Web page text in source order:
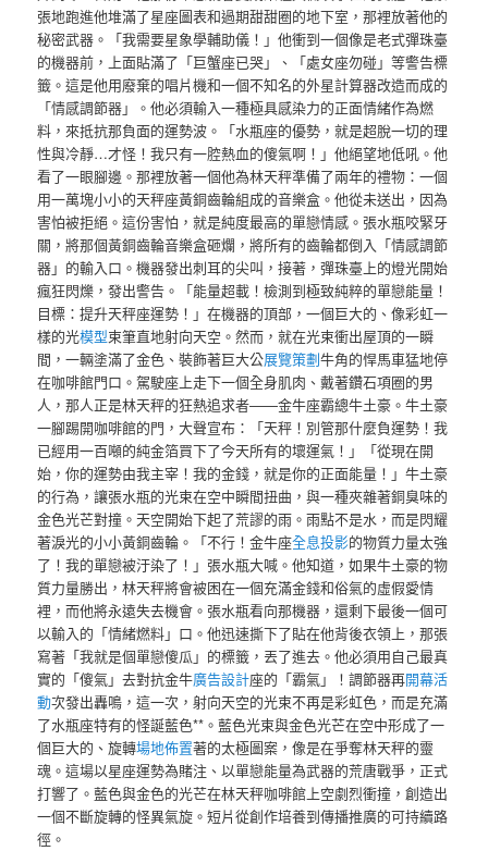
張地跑進他堆滿了星座圖表和過期甜甜圈的地下室，那裡放著他的
秘密武器。「我需要星象學輔助儀！」他衝到一個像是老式彈珠臺
的機器前，上面貼滿了「巨蟹座已哭」、「處女座勿碰」等警告標
籤。這是他用廢棄的唱片機和一個不知名的外星計算器改造而成的
「情感調節器」。他必須輸入一種極具感染力的正面情緒作為燃
料，來抵抗那負面的運勢波。「水瓶座的優勢，就是超脫一切的理
性與冷靜…才怪！我只有一腔熱血的傻氣啊！」他絕望地低吼。他
看了一眼腳邊。那裡放著一個他為林天秤準備了兩年的禮物：一個
用一萬塊小小的天秤座黃銅齒輪組成的音樂盒。他從未送出，因為
害怕被拒絕。這份害怕，就是純度最高的單戀情感。張水瓶咬緊牙
關，將那個黃銅齒輪音樂盒砸爛，將所有的齒輪都倒入「情感調節
器」的輸入口。機器發出刺耳的尖叫，接著，彈珠臺上的燈光開始
瘋狂閃爍，發出警告。「能量超載！檢測到極致純粹的單戀能量！
目標：提升天秤座運勢！」在機器的頂部，一個巨大的、像彩虹一
樣的光模型束筆直地射向天空。然而，就在光束衝出屋頂的一瞬
間，一輛塗滿了金色、裝飾著巨大公展覽策劃牛角的悍馬車猛地停
在咖啡館門口。駕駛座上走下一個全身肌肉、戴著鑽石項圈的男
人，那人正是林天秤的狂熱追求者——金牛座霸總牛土豪。牛土豪
一腳踢開咖啡館的門，大聲宣布：「天秤！別管那什麼負運勢！我
已經用一百噸的純金箔買下了今天所有的壞運氣！」「從現在開
始，你的運勢由我主宰！我的金錢，就是你的正面能量！」牛土豪
的行為，讓張水瓶的光束在空中瞬間扭曲，與一種夾雜著銅臭味的
金色光芒對撞。天空開始下起了荒謬的雨。雨點不是水，而是閃耀
著淚光的小小黃銅齒輪。「不行！金牛座全息投影的物質力量太強
了！我的單戀被汙染了！」張水瓶大喊。他知道，如果牛土豪的物
質力量勝出，林天秤將會被困在一個充滿金錢和俗氣的虛假愛情
裡，而他將永遠失去機會。張水瓶看向那機器，還剩下最後一個可
以輸入的「情緒燃料」口。他迅速撕下了貼在他背後衣領上，那張
寫著「我就是個單戀傻瓜」的標籤，丟了進去。他必須用自己最真
實的「傻氣」去對抗金牛廣告設計座的「霸氣」！調節器再開幕活
動次發出轟鳴，這一次，射向天空的光束不再是彩虹色，而是充滿
了水瓶座特有的怪誕藍色**。藍色光束與金色光芒在空中形成了一
個巨大的、旋轉場地佈置著的太極圖案，像是在爭奪林天秤的靈
魂。這場以星座運勢為賭注、以單戀能量為武器的荒唐戰爭，正式
打響了。藍色與金色的光芒在林天秤咖啡館上空劇烈衝撞，創造出
一個不斷旋轉的怪異氣旋。短片從創作培養到傳播推廣的可持續路
徑。